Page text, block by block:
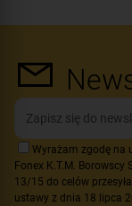
Wyrażam zgodę na
Fonex K.T.M. Borowscy
13/15 do celów
ustawy z dnia 18 lipca